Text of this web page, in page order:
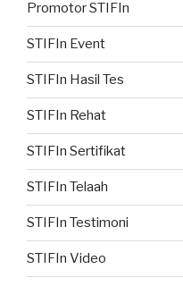
Promotor STIFIn
STIFIn Event
STIFIn Hasil Tes
STIFIn Rehat
STIFIn Sertifikat
STIFIn Telaah
STIFIn Testimoni
STIFIn Video